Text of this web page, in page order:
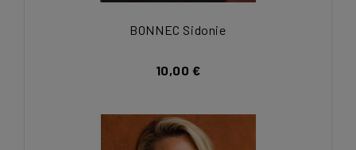
BONNEC Sidonie
10,00 €